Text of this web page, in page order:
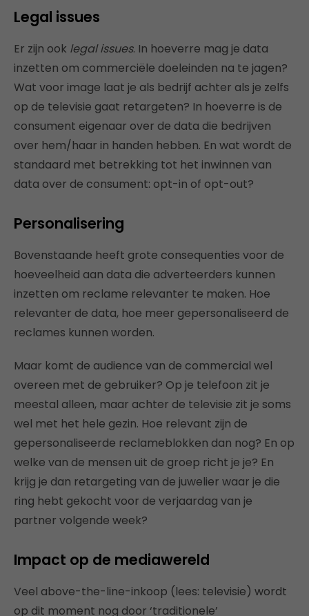
Legal issues
Er zijn ook legal issues. In hoeverre mag je data
inzetten om commerciële doeleinden na te jagen?
Wat voor image laat je als bedrijf achter als je zelfs
op de televisie gaat retargeten? In hoeverre is de
consument eigenaar over de data die bedrijven
over hem/haar in handen hebben. En wat wordt de
standaard met betrekking tot het inwinnen van
data over de consument: opt-in of opt-out?
Personalisering
Bovenstaande heeft grote consequenties voor de
hoeveelheid aan data die adverteerders kunnen
inzetten om reclame relevanter te maken. Hoe
relevanter de data, hoe meer gepersonaliseerd de
reclames kunnen worden.
Maar komt de audience van de commercial wel
overeen met de gebruiker? Op je telefoon zit je
meestal alleen, maar achter de televisie zit je soms
wel met het hele gezin. Hoe relevant zijn de
gepersonaliseerde reclameblokken dan nog? En op
welke van de mensen uit de groep richt je je? En
krijg je dan retargeting van de juwelier waar je die
ring hebt gekocht voor de verjaardag van je
partner volgende week?
Impact op de mediawereld
Veel above-the-line-inkoop (lees: televisie) wordt
op dit moment nog door ‘traditionele’